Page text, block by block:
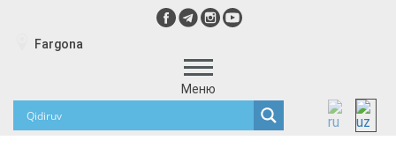
Fargona
Меню